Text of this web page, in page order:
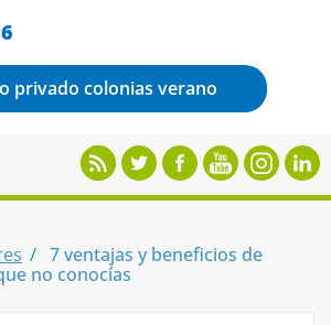
privado colonias verano
7 ventajas y beneficios de
no conocías